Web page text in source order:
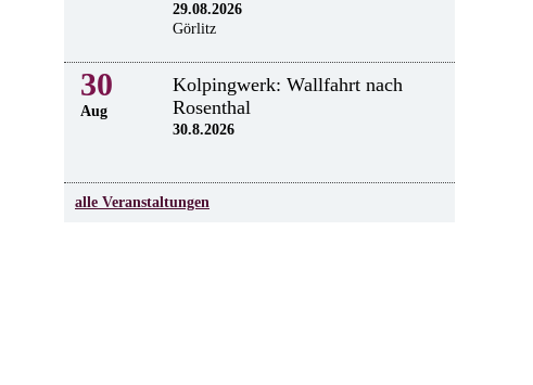
29.08.2026
Görlitz
30
Aug
Kolpingwerk: Wallfahrt nach
Rosenthal
30.8.2026
alle Veranstaltungen